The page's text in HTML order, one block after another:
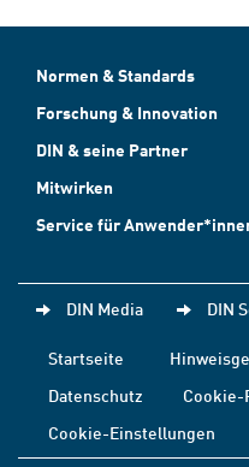
Normen & Standards
Forschung & Innovation
DIN & seine Partner
Mitwirken
Service für
DIN Media DIN
Startseite
Datenschutz
Cookie-Einstellungen